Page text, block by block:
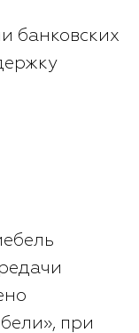
банковских
при